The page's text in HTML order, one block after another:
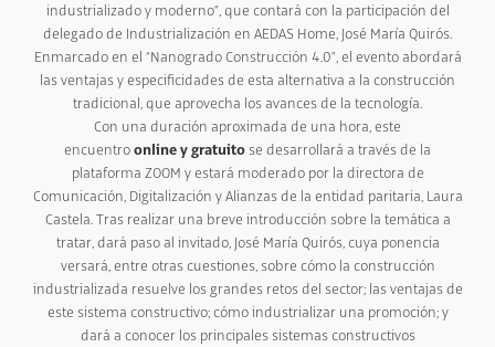
industrializado y moderno”, que contará con la participación del
delegado de Industrialización en AEDAS Home, José María Quirós.
Enmarcado en el “Nanogrado Construcción 4.0”, el evento abordará
las ventajas y especificidades de esta alternativa a la construcción
tradicional, que aprovecha los avances de la tecnología.
Con una duración aproximada de una hora, este
encuentroonline y gratuito se desarrollará a través de la
plataforma ZOOM y estará moderado por la directora de
Comunicación, Digitalización y Alianzas de la entidad paritaria, Laura
Castela. Tras realizar una breve introducción sobre la temática a
tratar, dará paso al invitado, José María Quirós, cuya ponencia
versará, entre otras cuestiones, sobre cómo la construcción
industrializada resuelve los grandes retos del sector; las ventajas de
este sistema constructivo; cómo industrializar una promoción; y
dará a conocer los principales sistemas constructivos